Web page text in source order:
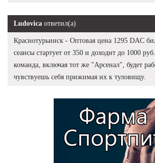
Ludovica ответил(а)
Краснотурьинск - Оптовая цена 1295 DAC
сеансы стартует от 350 и доходит до 1000
команда, включая тот же "Арсенал", будет
чувствуешь себя прижимая их к туловищу.